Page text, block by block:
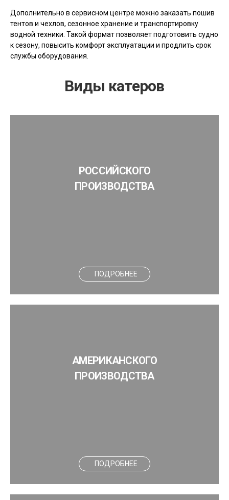
Дополнительно в сервисном центре можно заказать пошив
тентов и чехлов, сезонное хранение и транспортировку
водной техники. Такой формат позволяет подготовить судно
к сезону, повысить комфорт эксплуатации и продлить срок
службы оборудования.
Виды катеров
РОССИЙСКОГО
ПРОИЗВОДСТВА
ПОДРОБНЕЕ
АМЕРИКАНСКОГО
ПРОИЗВОДСТВА
ПОДРОБНЕЕ